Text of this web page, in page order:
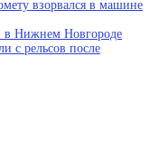
взорвался в машине
в Нижнем Новгороде
с рельсов после